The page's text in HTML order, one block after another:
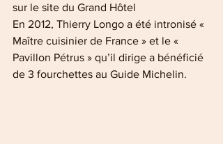
sur le site du Grand Hôtel
En 2012, Thierry Longo a été intronisé «
Maître cuisinier de France » et le «
Pavillon Pétrus » qu’il dirige a bénéficié
de 3 fourchettes au Guide Michelin.